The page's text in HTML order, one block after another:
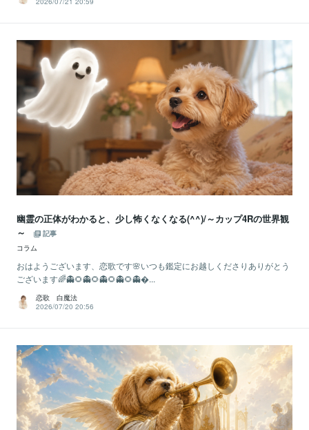
幽霊の正体がわかると、少し怖くなくなる(^^)/～カップ4Rの世界観
～
記事
コラム
おはようございます、恋歌です🌸いつも鑑定にお越しくださりありがとう
ございます🌈👻🌻👻🌻👻🌻👻🌻👻...
恋歌 白魔法
2026/07/20 20:56